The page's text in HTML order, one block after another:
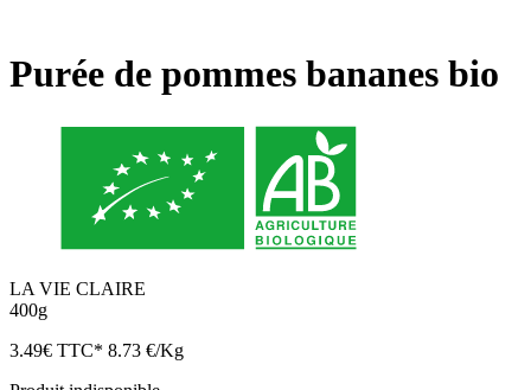
Purée de pommes bananes bio
LA VIE CLAIRE
400g
3.49€ TTC* 8.73 €/Kg